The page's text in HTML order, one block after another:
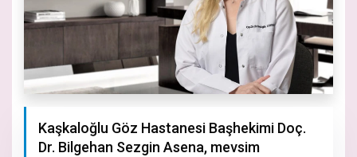
Kaşkaloğlu Göz Hastanesi Başhekimi Doç.
Dr. Bilgehan Sezgin Asena, mevsim